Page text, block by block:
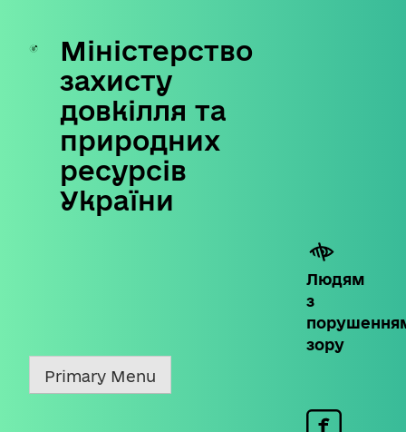
Skip
content
Міністерство
захисту
довкілля та
природних
ресурсів
України
Людям
з
зору
Primary Menu